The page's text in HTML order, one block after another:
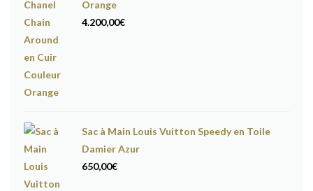
Orange
4.200,00€
Sac à Main Louis Vuitton Speedy en Toile
Damier Azur
650,00€